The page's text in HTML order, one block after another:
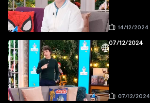
14/12/2024
07/12/2024
07/12/2024